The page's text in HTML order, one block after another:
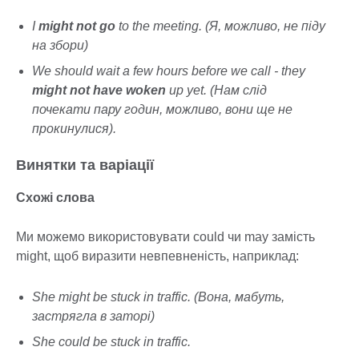
Imight not go to the meeting. (Я, можливо, не піду
на збори)
We should wait a few hours before we call - they
might not have woken up yet. (Нам слід
почекати пару годин, можливо, вони ще не
прокинулися).
Винятки та варіації
Схожі слова
Ми можемо використовувати could чи may замість
might, щоб виразити невпевненість, наприклад:
She might be stuck in traffic. (Вона, мабуть,
застрягла в заторі)
She could be stuck in traffic.